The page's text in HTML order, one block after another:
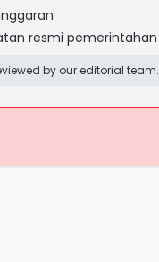
resmi pemerintahan
by our editorial team.